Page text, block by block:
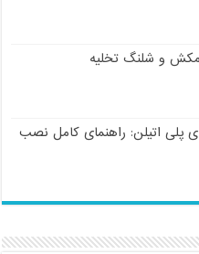
و شلنگ تخلیه
پلی اتیلن: راهنمای کامل نصب